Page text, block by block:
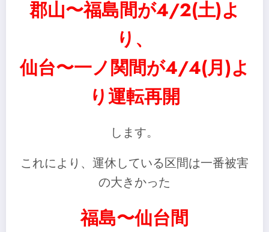
郡山〜福島間が4/2(土)よ
り、
仙台〜一ノ関間が4/4(月)よ
り運転再開
します。
これにより、運休している区間は一番被害
の大きかった
福島〜仙台間